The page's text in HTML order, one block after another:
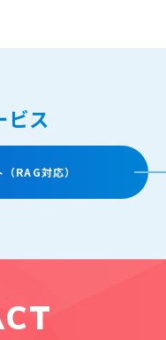
ビス
RAG対応）